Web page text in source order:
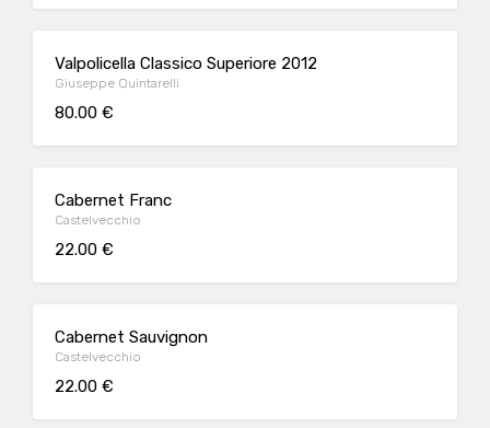
Valpolicella Classico Superiore 2012
Giuseppe Quintarelli
80.00 €
Cabernet Franc
Castelvecchio
22.00 €
Cabernet Sauvignon
Castelvecchio
22.00 €